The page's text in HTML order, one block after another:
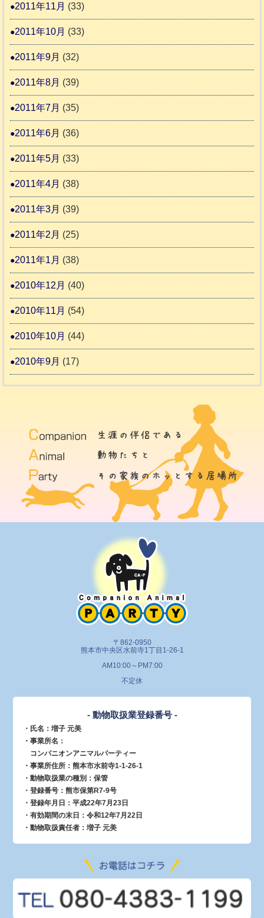
2011年11月 (33)
2011年10月 (33)
2011年9月 (32)
2011年8月 (39)
2011年7月 (35)
2011年6月 (36)
2011年5月 (33)
2011年4月 (38)
2011年3月 (39)
2011年2月 (25)
2011年1月 (38)
2010年12月 (40)
2010年11月 (54)
2010年10月 (44)
2010年9月 (17)
〒862-0950
熊本市中央区水前寺1丁目1-26-1
AM10:00～PM7:00
不定休
- 動物取扱業登録番号 -
・氏名：増子 元美
・事業所名：
コンパニオンアニマルパーティー
・事業所住所：熊本市水前寺1-1-26-1
・動物取扱業の種別：保管
・登録番号：熊市保第R7-9号
・登録年月日：平成22年7月23日
・有効期間の末日：令和12年7月22日
・動物取扱責任者：増子 元美